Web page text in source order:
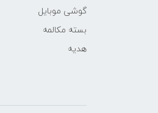
گوشی موبایل
بسته مکالمه
هدیه